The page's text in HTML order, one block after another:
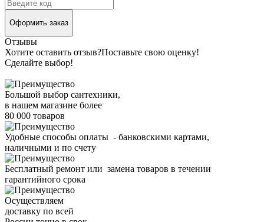
Оформить заказ
Отзывы
Хотите оставить отзыв?Поставьте свою оценку!
Сделайте выбор!
Большой выбор сантехники,
в нашем магазине более
80 000 товаров
Удобные способы оплаты - банковскими картами,
наличными и по счету
Бесплатный ремонт или замена товаров в течении
гарантийного срока
Осуществляем
доставку по всей